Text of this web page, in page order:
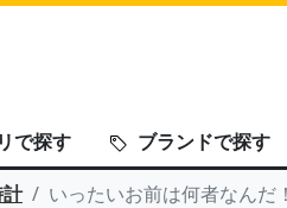
で探す
ブランドで探す
いったいお前は何者なん